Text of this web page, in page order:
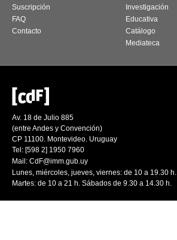
Suscripción
FAQ
Contacto
Investigación
Educativa
Catálogo
Mediateca
Av. 18 de Julio 885
(entre Andes y Convención)
CP 11100. Montevideo. Uruguay
Tel: [598 2] 1950 7960
Mail: CdF@imm.gub.uy
Lunes, miércoles, jueves, viernes: de 10 a 19.30 h.
Martes: de 10 a 21 h. Sábados de 9.30 a 14.30 h.